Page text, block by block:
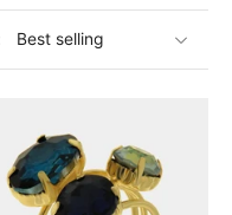
the ancient pearls kept